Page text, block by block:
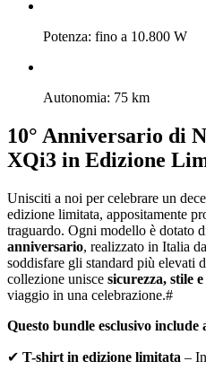
Potenza: fino a 10.800 W
Autonomia: 75 km
10° Anniversario di
XQi3 in Edizione
Unisciti a noi per celebrare un
edizione limitata, appositamente
traguardo. Ogni modello è dotato
anniversario, realizzato in Italia da
soddisfare gli standard più elevati
collezione unisce sicurezza, stile
viaggio in una celebrazione.#
Questo bundle esclusivo include
✔ T-shirt in edizione limitata –